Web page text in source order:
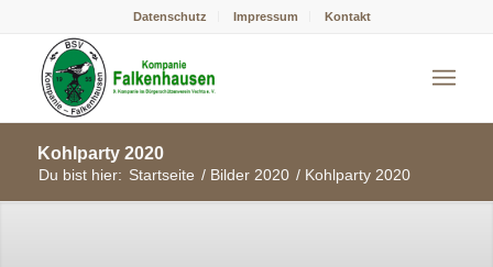
Datenschutz Impressum Kontakt
Kohlparty 2020
Du bist hier: Startseite / Bilder 2020 / Kohlparty 2020